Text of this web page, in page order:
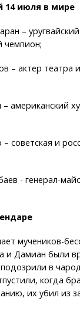
14 июля в мире
–
чемпион;
– актер театра
американский
советская и
- генерал-
мучеников-
и Дамиан были
в
когда
их убил из